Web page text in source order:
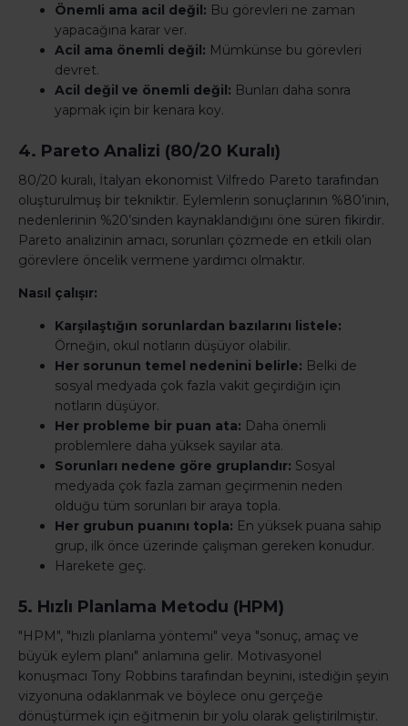
Önemli ama acil değil: Bu görevleri ne zaman
yapacağına karar ver.
Acil ama önemli değil: Mümkünse bu görevleri
devret.
Acil değil ve önemli değil: Bunları daha sonra
yapmak için bir kenara koy.
4. Pareto Analizi (80/20 Kuralı)
80/20 kuralı, İtalyan ekonomist Vilfredo Pareto tarafından
oluşturulmuş bir tekniktir. Eylemlerin sonuçlarının %80’inin,
nedenlerinin %20’sinden kaynaklandığını öne süren fikirdir.
Pareto analizinin amacı, sorunları çözmede en etkili olan
görevlere öncelik vermene yardımcı olmaktır.
Nasıl çalışır:
Karşılaştığın sorunlardan bazılarını listele:
Örneğin, okul notların düşüyor olabilir.
Her sorunun temel nedenini belirle: Belki de
sosyal medyada çok fazla vakit geçirdiğin için
notların düşüyor.
Her probleme bir puan ata: Daha önemli
problemlere daha yüksek sayılar ata.
Sorunları nedene göre gruplandır: Sosyal
medyada çok fazla zaman geçirmenin neden
olduğu tüm sorunları bir araya topla.
Her grubun puanını topla: En yüksek puana sahip
grup, ilk önce üzerinde çalışman gereken konudur.
Harekete geç.
5. Hızlı Planlama Metodu (HPM)
"HPM", "hızlı planlama yöntemi" veya "sonuç, amaç ve
büyük eylem planı" anlamına gelir. Motivasyonel
konuşmacı Tony Robbins tarafından beynini, istediğin şeyin
vizyonuna odaklanmak ve böylece onu gerçeğe
dönüştürmek için eğitmenin bir yolu olarak geliştirilmiştir.